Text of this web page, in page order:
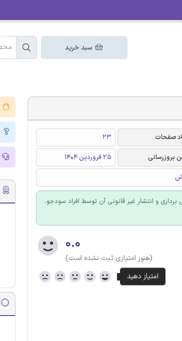
سبد خرید
صفحات
23
بروزرسانی
25 فروردین 1404
و انتشار غیر قانونی آن توسط افراد سودجو،
۰.۰
(هنوز امتیازی ثبت نشده است)